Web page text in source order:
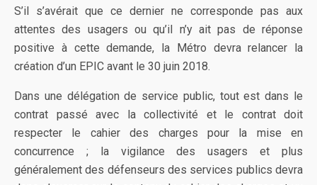
S’il s’avérait que ce dernier ne corresponde pas aux
attentes des usagers ou qu’il n’y ait pas de réponse
positive à cette demande, la Métro devra relancer la
création d’un EPIC avant le 30 juin 2018.
Dans une délégation de service public, tout est dans le
contrat passé avec la collectivité et le contrat doit
respecter le cahier des charges pour la mise en
concurrence ; la vigilance des usagers et plus
généralement des défenseurs des services publics devra